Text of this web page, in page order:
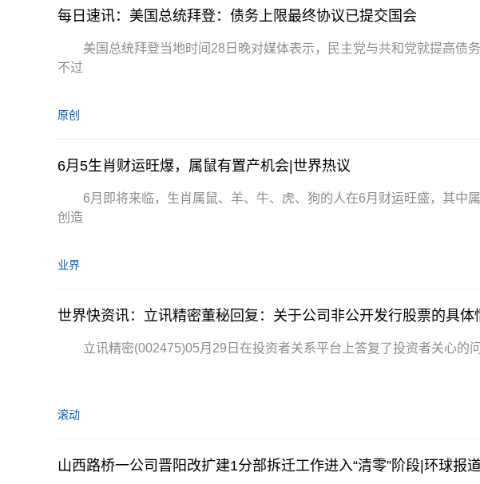
每日速讯：美国总统拜登：债务上限最终协议已提交国会
美国总统拜登当地时间28日晚对媒体表示，民主党与共和党就提高债
不过
原创
6月5生肖财运旺爆，属鼠有置产机会|世界热议
6月即将来临，生肖属鼠、羊、牛、虎、狗的人在6月财运旺盛，其中
创造
业界
立讯精密(002475)05月29日在投资者关系平台上答复了投资者关心的问
滚动
山西路桥一公司晋阳改扩建1分部拆迁工作进入“清零”阶段|环球报道